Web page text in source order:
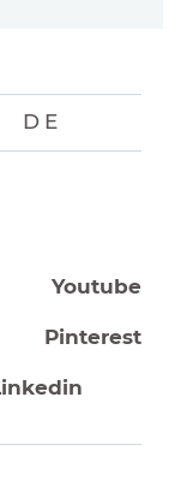
Youtube
Pinterest
DE